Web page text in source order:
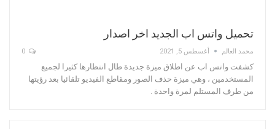
تحميل واتس اب الجديد اخر اصدار
محمد العالم أغسطس 5, 2021
كشفت واتس اب عن اطلاق ميزة جديدة طال انتظارها كثيرا لجميع
المستخدمين ، وهي ميزة حذف الصور ومقاطع الفيديو تلقائيا بعد رؤيتها
من طرف المستلم لمرة واحدة .